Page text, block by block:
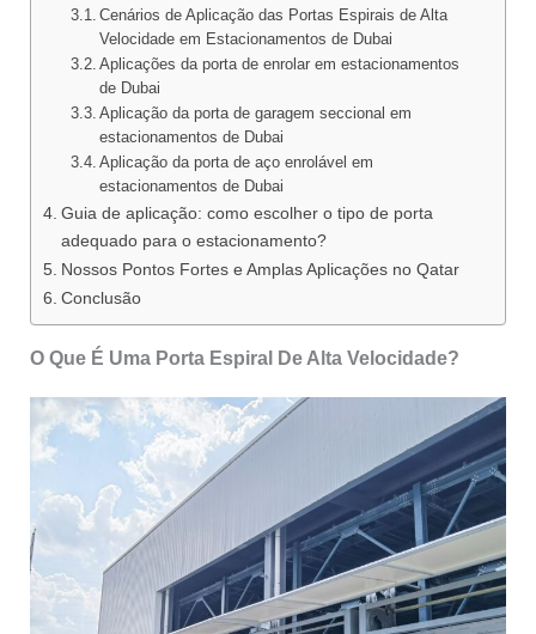
Cenários de Aplicação das Portas Espirais de Alta
Velocidade em Estacionamentos de Dubai
Aplicações da porta de enrolar em estacionamentos
de Dubai
Aplicação da porta de garagem seccional em
estacionamentos de Dubai
Aplicação da porta de aço enrolável em
estacionamentos de Dubai
Guia de aplicação: como escolher o tipo de porta
adequado para o estacionamento?
Nossos Pontos Fortes e Amplas Aplicações no Qatar
Conclusão
O Que É Uma Porta Espiral De Alta Velocidade?